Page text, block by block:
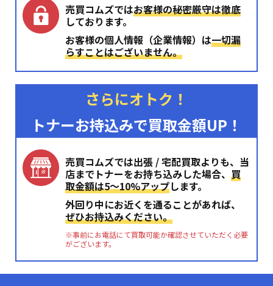
売買コムズではお客様の秘密厳守は徹底
しております。
お客様の個人情報（企業情報）は一切漏
らすことはございません。
さらにオトク！
トナーお持込みで買取金額UP！
売買コムズでは出張 / 宅配買取よりも、当
店までトナーをお持ち込みした場合、買
取金額は5〜10%アップします。
外回り中にお近くを通ることがあれば、
ぜひお持込みください。
※事前にお電話にて買取可能か確認させていただく必要
がございます。